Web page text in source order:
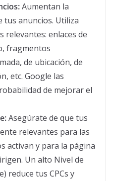
Aumentan la
tus anuncios. Utiliza
relevantes: enlaces de
fragmentos
de ubicación, de
etc. Google las
de mejorar el
Asegúrate de que tus
relevantes para las
activan y para la página
Un alto Nivel de
reduce tus CPCs y